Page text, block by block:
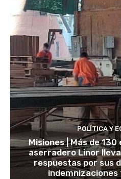
POLÍTICA Y
Misiones | Más de
aserradero Linor
respuestas por sus